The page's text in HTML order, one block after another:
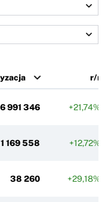
r/r
991 346 +21,74%
1 169 558 +12,72%
38 260 +29,18%